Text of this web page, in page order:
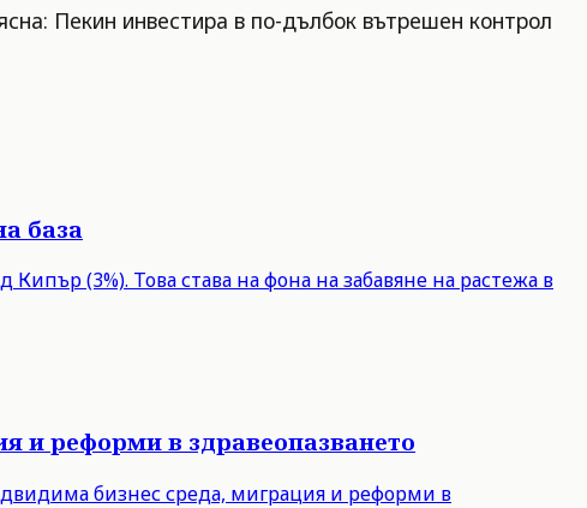
Пекин инвестира в по-дълбок вътрешен контрол
база
(3%). Това става на фона на забавяне на растежа в
и реформи в здравеопазването
бизнес среда, миграция и реформи в